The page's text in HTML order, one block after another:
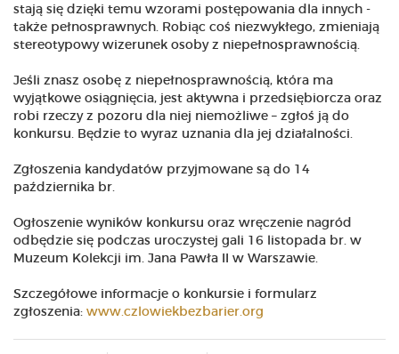
stają się dzięki temu wzorami postępowania dla innych -
także pełnosprawnych. Robiąc coś niezwykłego, zmieniają
stereotypowy wizerunek osoby z niepełnosprawnością.
Jeśli znasz osobę z niepełnosprawnością, która ma
wyjątkowe osiągnięcia, jest aktywna i przedsiębiorcza oraz
robi rzeczy z pozoru dla niej niemożliwe – zgłoś ją do
konkursu. Będzie to wyraz uznania dla jej działalności.
Zgłoszenia kandydatów przyjmowane są do 14
października br.
Ogłoszenie wyników konkursu oraz wręczenie nagród
odbędzie się podczas uroczystej gali 16 listopada br. w
Muzeum Kolekcji im. Jana Pawła II w Warszawie.
Szczegółowe informacje o konkursie i formularz
zgłoszenia: www.czlowiekbezbarier.org